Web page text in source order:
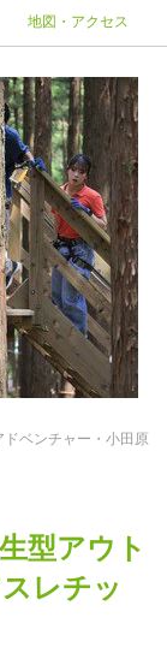
地図・アクセス
ドベンチャー・小田原
型アウト
レチッ